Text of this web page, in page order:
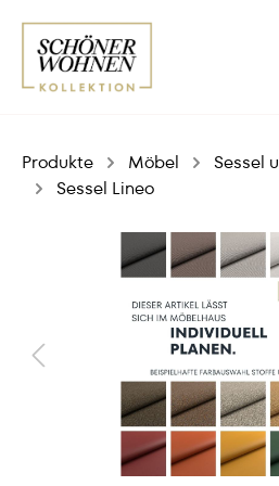
Produkte Möbel Sessel
Sessel Lineo